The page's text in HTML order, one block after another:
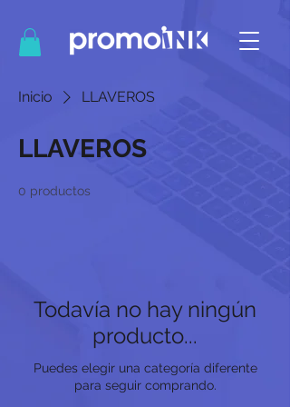
Inicio LLAVEROS
LLAVEROS
0 productos
Todavía no hay ningún
producto...
Puedes elegir una categoría diferente
para seguir comprando.